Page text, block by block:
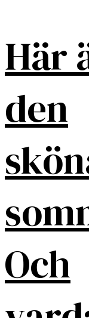
Här
den
Och